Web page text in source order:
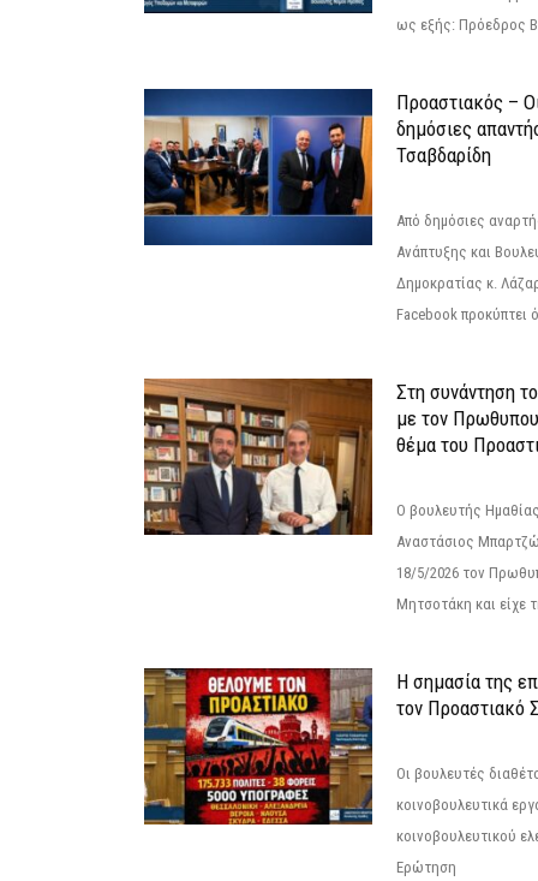
ως εξής: Πρόεδρος
Προαστιακός –
δημόσιες
Τσαβδαρίδη
Από δημόσιες
Ανάπτυξης και
Δημοκρατίας κ.
Facebook προκύπτει
Στη συνάντηση
με τον
θέμα του
Ο βουλευτής
Αναστάσιος
18/5/2026 τον
Μητσοτάκη και είχε
Η σημασία της
τον Προαστιακό
Οι βουλευτές
κοινοβουλευτικά
κοινοβουλευτικού
Ερώτηση